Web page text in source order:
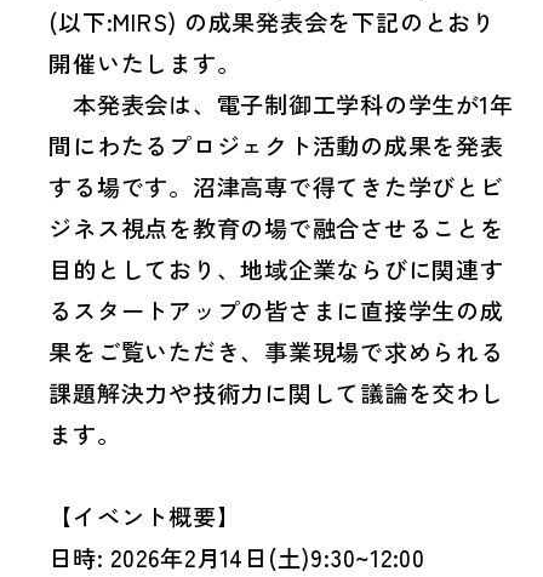
建築 施工実績をみる 詳しくみる
不動産 詳しくみる
まちなか開発 詳しくみる
首都圏不動産投資 詳しくみる
施設運営
沿革︎
組織︎
支店・営業所・出張所︎
認定・認証︎
環境方針
情報セキュリティ
方針
プライバシーポリ
シー
ハラスメント防止
宣言
カスタマーハラスメントに対する
基本方針
お問い合わせ
(以下:MIRS) の成果発表会を下記のとおり
開催いたします。
本発表会は、電子制御工学科の学生が1年
間にわたるプロジェクト活動の成果を発表
する場です。沼津高専で得てきた学びとビ
ジネス視点を教育の場で融合させることを
目的としており、地域企業ならびに関連す
るスタートアップの皆さまに直接学生の成
果をご覧いただき、事業現場で求められる
課題解決力や技術力に関して議論を交わし
ます。
【イベント概要】
日時: 2026年2月14日(土)9:30~12:00